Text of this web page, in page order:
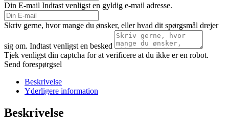
Din E-mail Indtast venligst en gyldig e-mail adresse.
Skriv gerne, hvor mange du ønsker, eller hvad dit spørgsmål drejer
sig om. Indtast venligst en besked
Tjek venligst din captcha for at verificere at du ikke er en robot.
Send forespørgsel
Beskrivelse
Yderligere information
Beskrivelse